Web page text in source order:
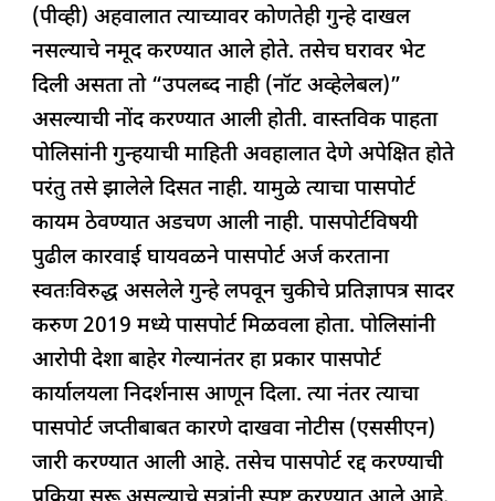
(पीव्ही) अहवालात त्याच्यावर कोणतेही गुन्हे दाखल
नसल्याचे नमूद करण्यात आले होते. तसेच घरावर भेट
दिली असता तो “उपलब्द नाही (नॉट अव्हेलेबल)”
असल्याची नोंद करण्यात आली होती. वास्तविक पाहता
पोलिसांनी गुन्हयाची माहिती अवहालात देणे अपेक्षित होते
परंतु तसे झालेले दिसत नाही. यामुळे त्याचा पासपोर्ट
कायम ठेवण्यात अडचण आली नाही. पासपोर्टविषयी
पुढील कारवाई घायवळने पासपोर्ट अर्ज करताना
स्वतःविरुद्ध असलेले गुन्हे लपवून चुकीचे प्रतिज्ञापत्र सादर
करुण 2019 मध्ये पासपोर्ट मिळवला होता. पोलिसांनी
आरोपी देशा बाहेर गेल्यानंतर हा प्रकार पासपोर्ट
कार्यालयला निदर्शनास आणून दिला. त्या नंतर त्याचा
पासपोर्ट जप्तीबाबत कारणे दाखवा नोटीस (एससीएन)
जारी करण्यात आली आहे. तसेच पासपोर्ट रद्द करण्याची